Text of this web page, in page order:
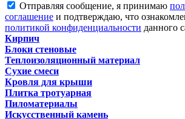
Отправляя сообщение, я принимаю
соглашение и подтверждаю, что
политикой конфиденциальности данного
Кирпич
Блоки стеновые
Теплоизоляционный материал
Сухие смеси
Кровля для крыши
Плитка тротуарная
Пиломатериалы
Искусственный камень